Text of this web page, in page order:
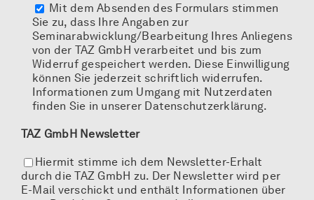
Mit dem Absenden des Formulars stimmen
Sie zu, dass Ihre Angaben zur
Seminarabwicklung/Bearbeitung Ihres Anliegens
von der TAZ GmbH verarbeitet und bis zum
Widerruf gespeichert werden. Diese Einwilligung
können Sie jederzeit schriftlich widerrufen.
Informationen zum Umgang mit Nutzerdaten
finden Sie in unserer Datenschutzerklärung.
TAZ GmbH Newsletter
Hiermit stimme ich dem Newsletter-Erhalt
durch die TAZ GmbH zu. Der Newsletter wird per
E-Mail verschickt und enthält Informationen über